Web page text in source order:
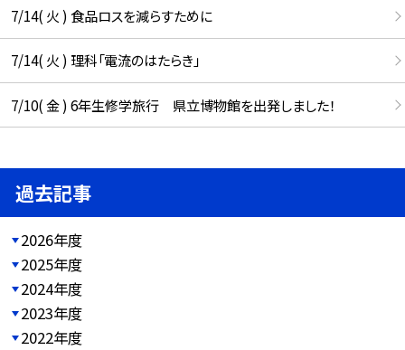
7/14( 火 ) 食品ロスを減らすために
7/14( 火 ) 理科「電流のはたらき」
7/10( 金 ) 6年生修学旅行 県立博物館を出発しました！
過去記事
2026年度
2025年度
2024年度
2023年度
2022年度